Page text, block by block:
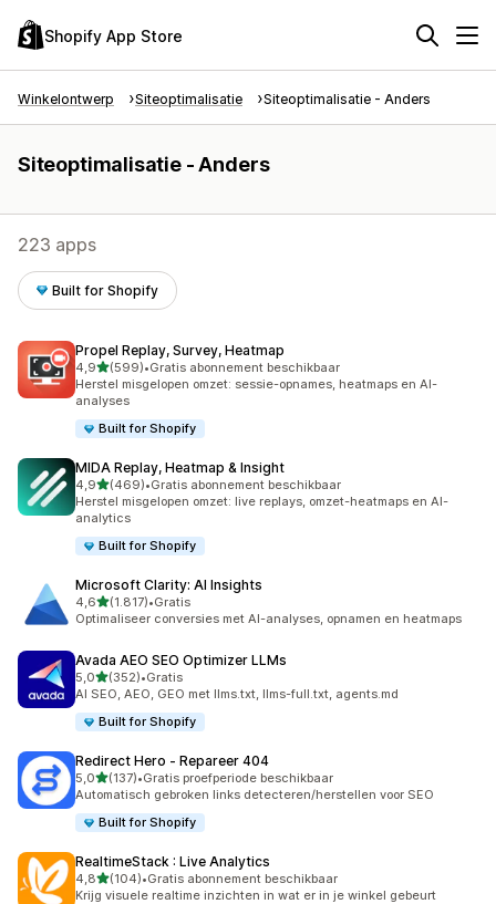
Shopify App Store
Winkelontwerp Siteoptimalisatie Siteoptimalisatie - Anders
Siteoptimalisatie - Anders
223 apps
Built for Shopify
Propel Replay, Survey, Heatmap
4,9van 5 sterren
(599)
599 recensies in totaal
•Gratis abonnement beschikbaar
Herstel misgelopen omzet: sessie-opnames, heatmaps en AI-
analyses
Built for Shopify
MIDA Replay, Heatmap & Insight
4,9van 5 sterren
(469)
469 recensies in totaal
•Gratis abonnement beschikbaar
Herstel misgelopen omzet: live replays, omzet-heatmaps en AI-
analytics
Built for Shopify
Microsoft Clarity: AI Insights
4,6van 5 sterren
(1.817)
1817 recensies in totaal
•Gratis
Optimaliseer conversies met AI-analyses, opnamen en heatmaps
Avada AEO SEO Optimizer LLMs
5,0van 5 sterren
(352)
352 recensies in totaal
•Gratis
AI SEO, AEO, GEO met llms.txt, llms-full.txt, agents.md
Built for Shopify
Redirect Hero ‑ Repareer 404
5,0van 5 sterren
(137)
137 recensies in totaal
•Gratis proefperiode beschikbaar
Automatisch gebroken links detecteren/herstellen voor SEO
Built for Shopify
RealtimeStack : Live Analytics
4,8van 5 sterren
(104)
104 recensies in totaal
•Gratis abonnement beschikbaar
Krijg visuele realtime inzichten in wat er in je winkel gebeurt